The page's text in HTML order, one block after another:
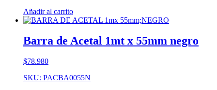
Añadir al carrito
Barra de Acetal 1mt x 55mm negro
$78.980
SKU: PACBA0055N